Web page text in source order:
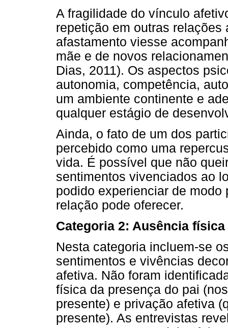
A fragilidade do vínculo
repetição em outras
afastamento viesse
mãe e de novos
Dias, 2011). Os aspectos
autonomia, competência,
um ambiente continente e
qualquer estágio de
Ainda, o fato de um dos
percebido como uma
vida. É possível que não
sentimentos vivenciados ao
podido experienciar de
relação pode oferecer.
Categoria 2: Ausência
Nesta categoria incluem-se
sentimentos e vivências
afetiva. Não foram
física da presença do pai
presente) e privação afetiva
presente). As entrevistas